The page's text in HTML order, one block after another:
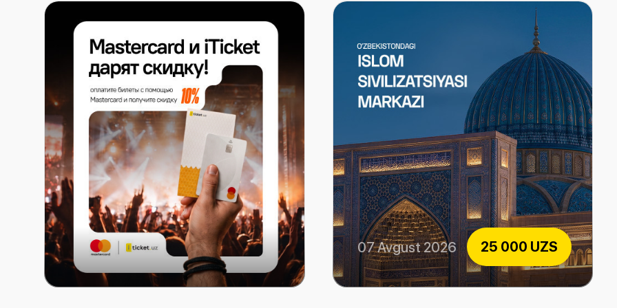
Mastercard x ITICKET.UZ
25 000 UZS
Islom sivilizatsiyasi markazi
07 Avgust 2026